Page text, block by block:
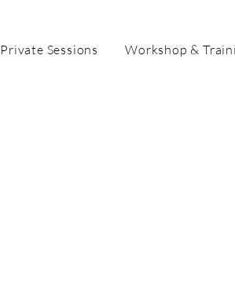
Private Sessions Workshop &